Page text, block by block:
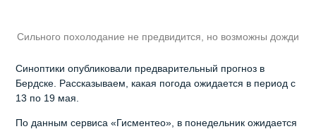
Сильного похолодание не предвидится, но возможны дожди
Синоптики опубликовали предварительный прогноз в
Бердске. Рассказываем, какая погода ожидается в период с
13 по 19 мая.
По данным сервиса «Гисментео», в понедельник ожидается